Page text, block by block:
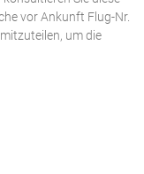
vor Ankunft Flug-Nr.
um die